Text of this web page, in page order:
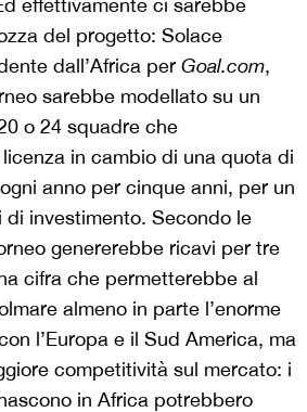
del progetto: Solace
dall’Africa per Goal.com,
sarebbe modellato su un
o 24 squadre che
in cambio di una quota di
anno per cinque anni, per un
di investimento. Secondo le
genererebbe ricavi per tre
cifra che permetterebbe al
almeno in parte l’enorme
l’Europa e il Sud America, ma
competitività sul mercato: i
in Africa potrebbero